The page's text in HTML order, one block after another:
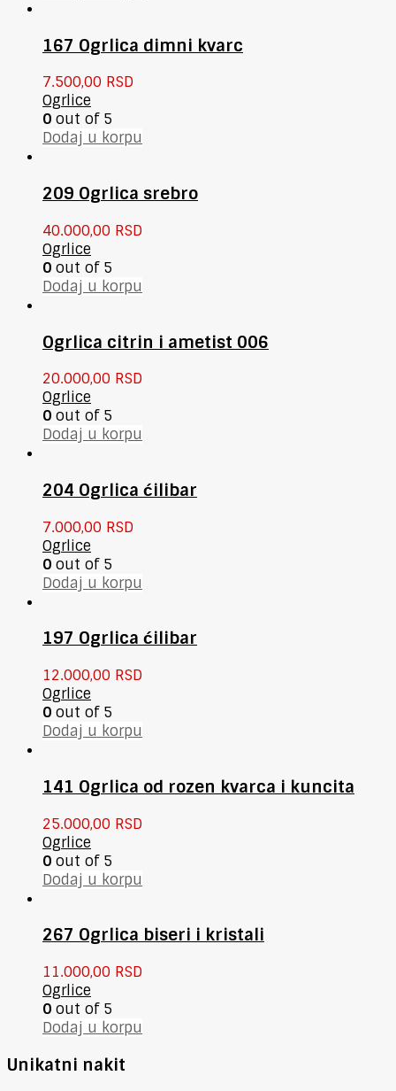
167 Ogrlica dimni kvarc
7.500,00 RSD
Ogrlice
0 out of 5
Dodaj u korpu
209 Ogrlica srebro
40.000,00 RSD
Ogrlice
0 out of 5
Dodaj u korpu
Ogrlica citrin i ametist 006
20.000,00 RSD
Ogrlice
0 out of 5
Dodaj u korpu
204 Ogrlica ćilibar
7.000,00 RSD
Ogrlice
0 out of 5
Dodaj u korpu
197 Ogrlica ćilibar
12.000,00 RSD
Ogrlice
0 out of 5
Dodaj u korpu
141 Ogrlica od rozen kvarca i kuncita
25.000,00 RSD
Ogrlice
0 out of 5
Dodaj u korpu
267 Ogrlica biseri i kristali
11.000,00 RSD
Ogrlice
0 out of 5
Dodaj u korpu
Unikatni nakit